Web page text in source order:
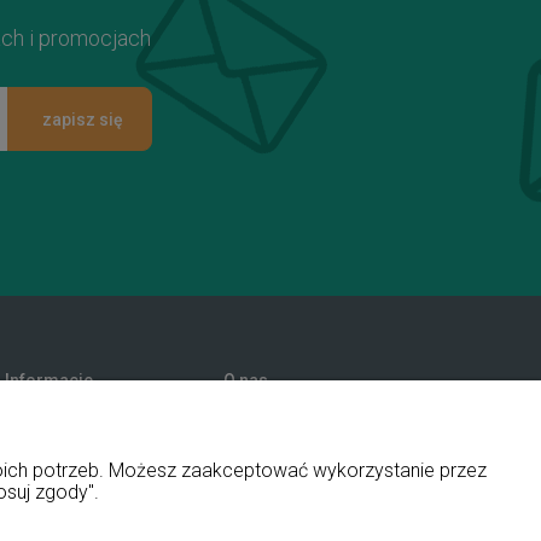
i promocjach
zapisz się
Informacje
Polityka prywatności
O nas
Blog
potrzeb. Możesz zaakceptować wykorzystanie przez
zgody".